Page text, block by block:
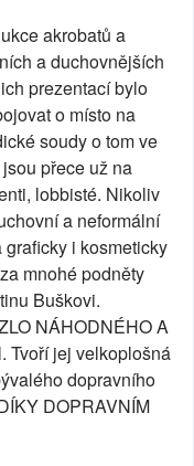
akrobatů a
a duchovnějších
prezentací bylo
o místo na
soudy o tom ve
přece už na
lobbisté. Nikoliv
a neformální
i kosmeticky
mnohé podněty
Buškovi.
NÁHODNÉHO A
Tvoří jej velkoplošná
dopravního
DOPRAVNÍM